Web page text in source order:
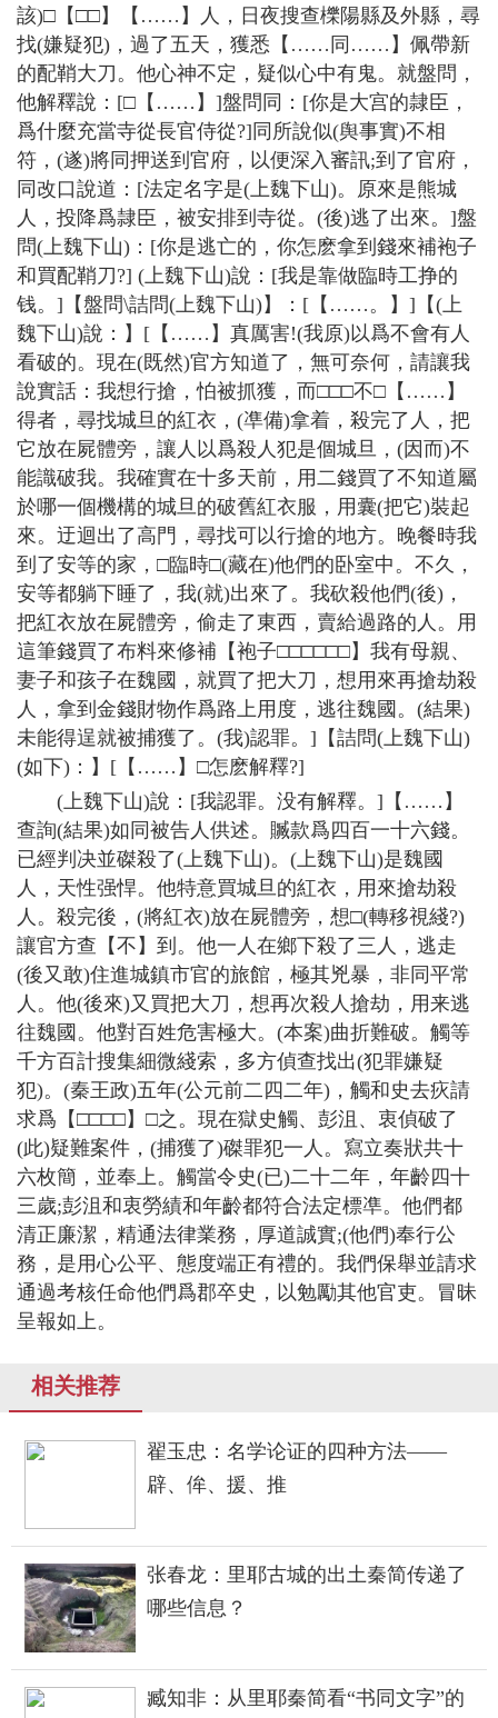
該)□【□□】【……】人，日夜搜查櫟陽縣及外縣，尋
找(嫌疑犯)，過了五天，獲悉【……同……】佩帶新
的配鞘大刀。他心神不定，疑似心中有鬼。就盤問，
他解釋說：[□【……】]盤問同：[你是大宫的隷臣，
爲什麼充當寺從長官侍從?]同所說似(舆事實)不相
符，(遂)將同押送到官府，以便深入審訊;到了官府，
同改口說道：[法定名字是(上魏下山)。原來是熊城
人，投降爲隷臣，被安排到寺從。(後)逃了出來。]盤
問(上魏下山)：[你是逃亡的，你怎麽拿到錢來補袍子
和買配鞘刀?] (上魏下山)說：[我是靠做臨時工挣的
钱。]【盤問\詰問(上魏下山)】：[【……。】]【(上
魏下山)說：】[【……】真厲害!(我原)以爲不會有人
看破的。現在(既然)官方知道了，無可奈何，請讓我
說實話：我想行搶，怕被抓獲，而□□□不□【……】
得者，尋找城旦的紅衣，(凖備)拿着，殺完了人，把
它放在屍體旁，讓人以爲殺人犯是個城旦，(因而)不
能識破我。我確實在十多天前，用二錢買了不知道屬
於哪一個機構的城旦的破舊紅衣服，用囊(把它)裝起
來。迂迴出了高門，尋找可以行搶的地方。晚餐時我
到了安等的家，□臨時□(藏在)他們的卧室中。不久，
安等都躺下睡了，我(就)出來了。我砍殺他們(後)，
把紅衣放在屍體旁，偷走了東西，賣給過路的人。用
這筆錢買了布料來修補【袍子□□□□□□】我有母親、
妻子和孩子在魏國，就買了把大刀，想用來再搶劫殺
人，拿到金錢財物作爲路上用度，逃往魏國。(結果)
未能得逞就被捕獲了。(我)認罪。]【詰問(上魏下山)
(如下)：】[【……】□怎麽解釋?]
(上魏下山)說：[我認罪。没有解釋。]【……】
查詢(結果)如同被告人供述。贓款爲四百一十六錢。
已經判决並磔殺了(上魏下山)。(上魏下山)是魏國
人，天性强悍。他特意買城旦的紅衣，用來搶劫殺
人。殺完後，(將紅衣)放在屍體旁，想□(轉移視綫?)
讓官方查【不】到。他一人在鄉下殺了三人，逃走
(後又敢)住進城鎮市官的旅館，極其兇暴，非同平常
人。他(後來)又買把大刀，想再次殺人搶劫，用来逃
往魏國。他對百姓危害極大。(本案)曲折難破。觸等
千方百計搜集細微綫索，多方偵查找出(犯罪嫌疑
犯)。(秦王政)五年(公元前二四二年)，觸和史去疢請
求爲【□□□□】□之。現在獄史觸、彭沮、衷偵破了
(此)疑難案件，(捕獲了)磔罪犯一人。寫立奏狀共十
六枚簡，並奉上。觸當令史(已)二十二年，年齡四十
三歲;彭沮和衷勞績和年齡都符合法定標凖。他們都
清正廉潔，精通法律業務，厚道誠實;(他們)奉行公
務，是用心公平、態度端正有禮的。我們保舉並請求
通過考核任命他們爲郡卒史，以勉勵其他官吏。冒昧
呈報如上。
相关推荐
翟玉忠：名学论证的四种方法——
辟、侔、援、推
张春龙：里耶古城的出土秦简传递了
哪些信息？
臧知非：从里耶秦简看“书同文字”的